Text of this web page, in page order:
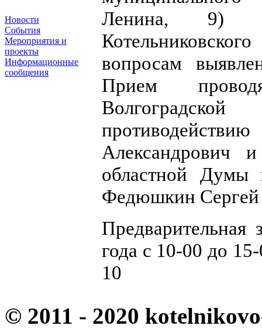
Новости
События
Мероприятия и
проекты
Информационные
сообщения
Ленина, 9)
вопросам
Прием
Александрович
областной Думы
Федюшкин Сергей
года с 10-00 до
10
© 2011 - 2020